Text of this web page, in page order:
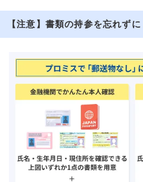
【注意】書類の持参を忘れずに